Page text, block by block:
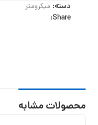
دسته: میکرومتر
Share:
محصولات مشابه